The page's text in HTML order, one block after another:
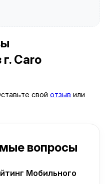
г. Caro
свой отзыв или
вопросы
Мобильного